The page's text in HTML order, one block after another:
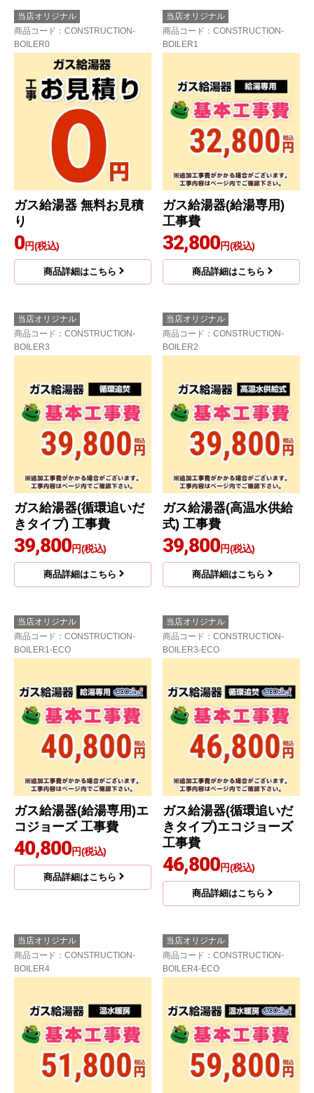
当店オリジナル
商品コード ：CONSTRUCTION-
BOILER0
ガス給湯器 無料お見積
り
0円(税込)
商品詳細はこちら
当店オリジナル
商品コード ：CONSTRUCTION-
BOILER1
ガス給湯器(給湯専用)
工事費
32,800円(税込)
商品詳細はこちら
当店オリジナル
商品コード ：CONSTRUCTION-
BOILER3
ガス給湯器(循環追いだ
きタイプ) 工事費
39,800円(税込)
商品詳細はこちら
当店オリジナル
商品コード ：CONSTRUCTION-
BOILER2
ガス給湯器(高温水供給
式) 工事費
39,800円(税込)
商品詳細はこちら
当店オリジナル
商品コード ：CONSTRUCTION-
BOILER1-ECO
ガス給湯器(給湯専用)エ
コジョーズ 工事費
40,800円(税込)
商品詳細はこちら
当店オリジナル
商品コード ：CONSTRUCTION-
BOILER3-ECO
ガス給湯器(循環追いだ
きタイプ)エコジョーズ
工事費
46,800円(税込)
商品詳細はこちら
当店オリジナル
商品コード ：CONSTRUCTION-
BOILER4
当店オリジナル
商品コード ：CONSTRUCTION-
BOILER4-ECO